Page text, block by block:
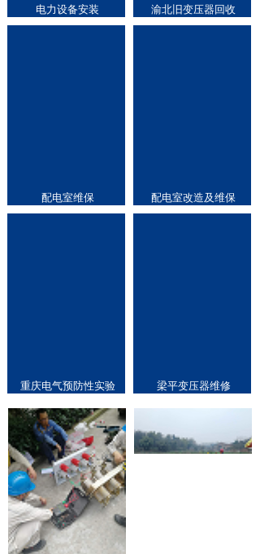
电力设备安装 渝北旧变压器回收
配电室维保 配电室改造及维保
重庆电气预防性实验 梁平变压器维修